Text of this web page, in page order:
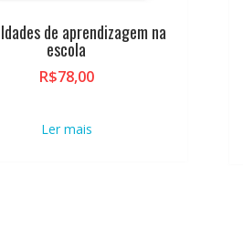
de aprendizagem na
escola
R$78,00
Ler mais